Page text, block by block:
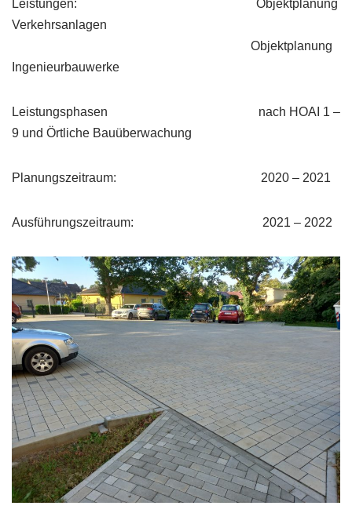
Leistungen: Objektplanung
Verkehrsanlagen
Objektplanung
Ingenieurbauwerke
Leistungsphasen nach HOAI 1 –
9 und Örtliche Bauüberwachung
Planungszeitraum: 2020 – 2021
Ausführungszeitraum: 2021 – 2022